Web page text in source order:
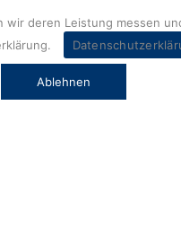
deren Leistung messen
Ablehnen